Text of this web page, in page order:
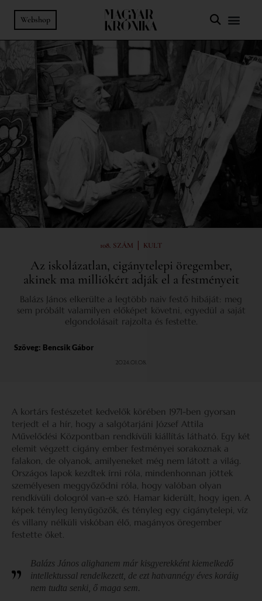
Webshop
108. SZÁM | KULT
Az iskolázatlan, cigánytelepi öregember,
akinek ma milliókért adják el a festményeit
Balázs János elkerülte a legtöbb naiv festő hibáját: meg
sem próbált valamilyen előképet követni, egyedül a saját
elgondolásait rajzolta és festette.
Szöveg: Bencsik Gábor
2024.01.08.
A kortárs festészetet kedvelők körében 1971-­ben gyorsan
terjedt el a hír, hogy a salgótarjáni József Attila
Művelődési Központban rendkívüli kiállítás látható. Egy két
elemit végzett cigány ember festményei sorakoznak a
falakon, de olyanok, amilyeneket még nem látott a világ.
Országos lapok kezdtek írni róla, mindenhonnan jöttek
személyesen meggyőződni róla, hogy valóban olyan
rendkívüli dologról van-­e szó. Hamar kiderült, hogy igen. A
képek tényleg lenyűgözők, és tényleg egy cigánytelepi, víz
és villany nélküli viskóban élő, magányos öregember
festette őket.
Balázs János alighanem már kisgyerekként kiemelkedő
intellektussal rendelkezett, de ezt hatvannégy éves koráig
nem tudta senki, ő maga sem.